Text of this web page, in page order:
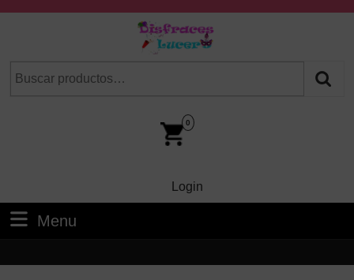
Cuando hay resultados autocompletados, puedes utilizar
0
LoginLogin
Menu